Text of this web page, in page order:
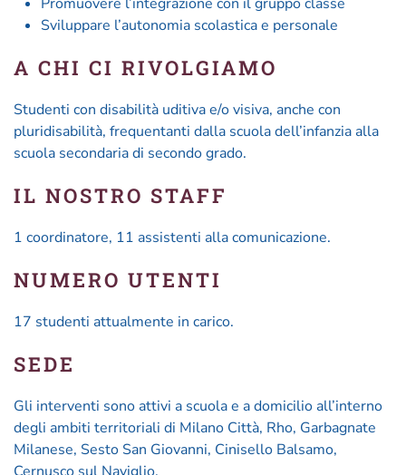
Sviluppare l’autonomia scolastica e personale
A CHI CI RIVOLGIAMO
Studenti con disabilità uditiva e/o visiva, anche con
pluridisabilità, frequentanti dalla scuola dell’infanzia alla
scuola secondaria di secondo grado.
IL NOSTRO STAFF
1 coordinatore, 11 assistenti alla comunicazione.
NUMERO UTENTI
17 studenti attualmente in carico.
SEDE
Gli interventi sono attivi a scuola e a domicilio all’interno
degli ambiti territoriali di Milano Città, Rho, Garbagnate
Milanese, Sesto San Giovanni, Cinisello Balsamo,